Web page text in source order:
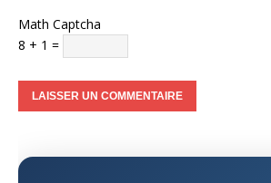
Math Captcha
8 + 1 =